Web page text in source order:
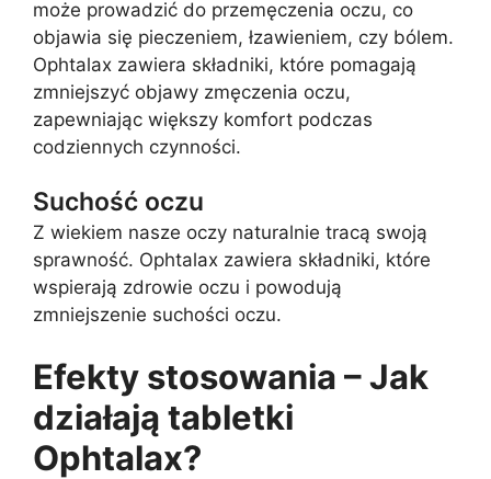
może prowadzić do przemęczenia oczu, co
objawia się pieczeniem, łzawieniem, czy bólem.
Ophtalax zawiera składniki, które pomagają
zmniejszyć objawy zmęczenia oczu,
zapewniając większy komfort podczas
codziennych czynności.
Suchość oczu
Z wiekiem nasze oczy naturalnie tracą swoją
sprawność. Ophtalax zawiera składniki, które
wspierają zdrowie oczu i powodują
zmniejszenie suchości oczu.
Efekty stosowania – Jak
działają tabletki
Ophtalax?